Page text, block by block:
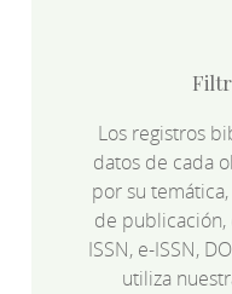
Los registros
datos de cada
por su
de publicación,
ISSN, e-ISSN,
utiliza